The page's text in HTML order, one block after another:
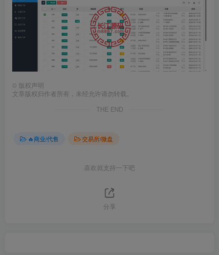
© 版权声明
文章版权归作者所有，未经允许请勿转载。
THE END
🔥商业/代售 交易所/微盘
喜欢就支持一下吧
分享